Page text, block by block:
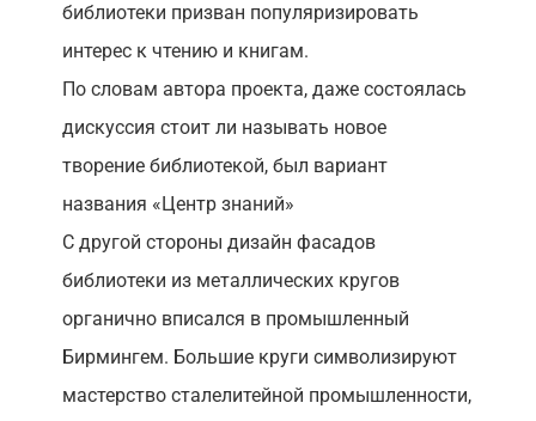
библиотеки призван популяризировать
интерес к чтению и книгам.
По словам автора проекта, даже состоялась
дискуссия стоит ли называть новое
творение библиотекой, был вариант
названия «Центр знаний»
С другой стороны дизайн фасадов
библиотеки из металлических кругов
органично вписался в промышленный
Бирмингем. Большие круги символизируют
мастерство сталелитейной промышленности,